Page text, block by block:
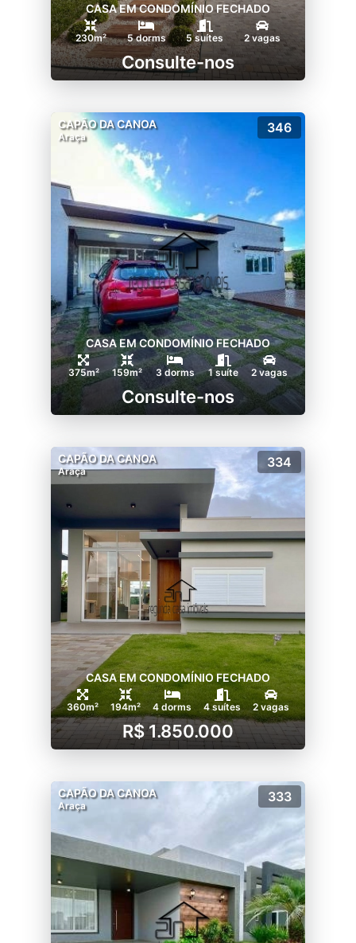
CASA EM CONDOMÍNIO FECHADO
230m² 5 dorms 5 suítes 2 vagas
Consulte-nos
CAPÃO DA CANOA
Araça
346
CASA EM CONDOMÍNIO FECHADO
375m² 159m² 3 dorms 1 suíte 2 vagas
Consulte-nos
CAPÃO DA CANOA
Araça
334
CASA EM CONDOMÍNIO FECHADO
360m² 194m² 4 dorms 4 suítes 2 vagas
R$ 1.850.000
CAPÃO DA CANOA
Araça
333